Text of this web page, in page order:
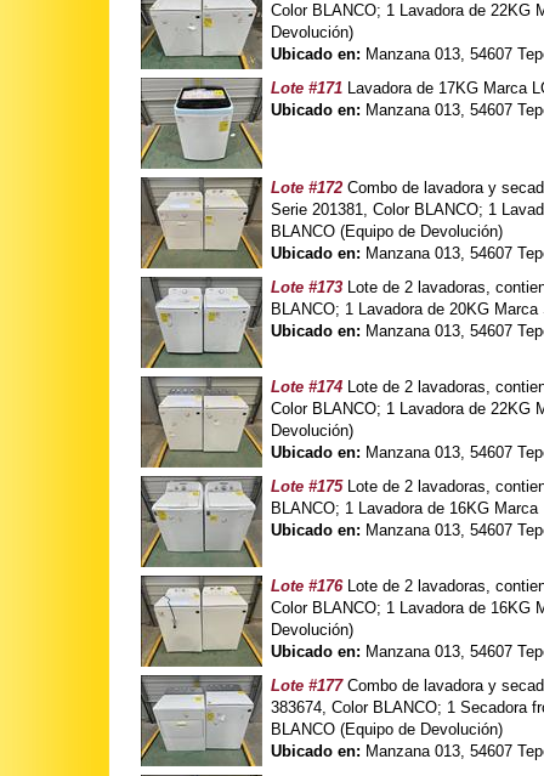
Color BLANCO; 1 Lavadora de 22KG
Devolución)
Ubicado en: Manzana 013, 54607
Lote #171 Lavadora de 17KG Marca
Ubicado en: Manzana 013, 54607
Lote #172 Combo de lavadora y
Serie 201381, Color BLANCO; 1
BLANCO (Equipo de Devolución)
Ubicado en: Manzana 013, 54607
Lote #173 Lote de 2 lavadoras,
BLANCO; 1 Lavadora de 20KG
Ubicado en: Manzana 013, 54607
Lote #174 Lote de 2 lavadoras,
Color BLANCO; 1 Lavadora de 22KG
Devolución)
Ubicado en: Manzana 013, 54607
Lote #175Lote de 2 lavadoras,
BLANCO; 1 Lavadora de 16KG
Ubicado en: Manzana 013, 54607
Lote #176Lote de 2 lavadoras,
Color BLANCO; 1 Lavadora de 16KG
Devolución)
Ubicado en: Manzana 013, 54607
Lote #177Combo de lavadora y
383674, Color BLANCO; 1 Secadora
BLANCO (Equipo de Devolución)
Ubicado en: Manzana 013, 54607